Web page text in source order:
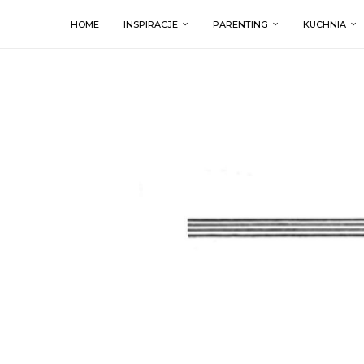
HOME INSPIRACJE PARENTING KUCHNIA